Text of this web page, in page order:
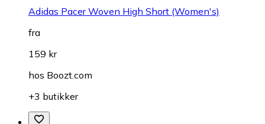
Adidas Pacer Woven High Short (Women's)
fra
159 kr
hos Boozt.com
+3 butikker